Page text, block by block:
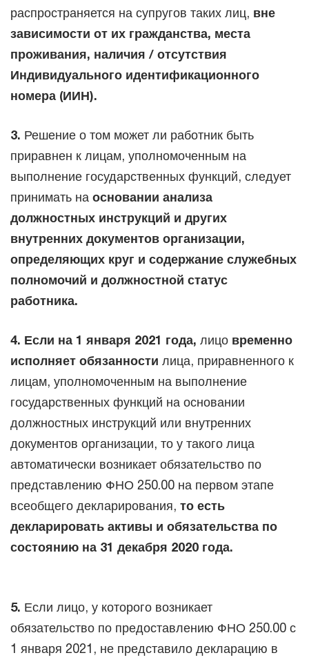
распространяется на супругов таких лиц, вне
зависимости от их гражданства, места
проживания, наличия / отсутствия
Индивидуального идентификационного
номера (ИИН).
3. Решение о том может ли работник быть
приравнен к лицам, уполномоченным на
выполнение государственных функций, следует
принимать на основании анализа
должностных инструкций и других
внутренних документов организации,
определяющих круг и содержание служебных
полномочий и должностной статус
работника.
4. Если на 1 января 2021 года, лицо временно
исполняет обязанности лица, приравненного к
лицам, уполномоченным на выполнение
государственных функций на основании
должностных инструкций или внутренних
документов организации, то у такого лица
автоматически возникает обязательство по
представлению ФНО 250.00 на первом этапе
всеобщего декларирования, то есть
декларировать активы и обязательства по
состоянию на 31 декабря 2020 года.
5. Если лицо, у которого возникает
обязательство по предоставлению ФНО 250.00 с
1 января 2021, не представило декларацию в